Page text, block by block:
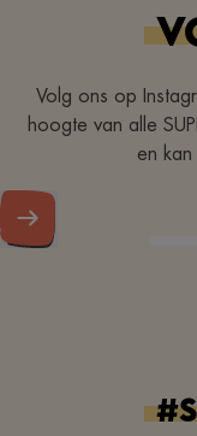
Volg ons op
hoogte van alle
en kan